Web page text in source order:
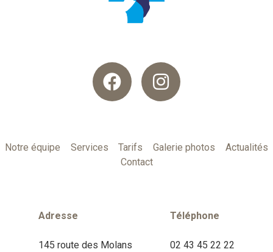
Notre équipe Services Tarifs Galerie photos
Actualités
Contact
Adresse
145 route des Molans
Téléphone
02 43 45 22 22